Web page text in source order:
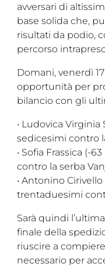
avversari di
base solida che,
risultati da podio,
percorso
Domani, venerdì
opportunità per
bilancio con gli
• Ludovica
sedicesimi contro
• Sofia Frassica (-
contro la serba
• Antonino Cirivello
trentaduesimi
Sarà quindi
finale della
riuscire a
necessario per